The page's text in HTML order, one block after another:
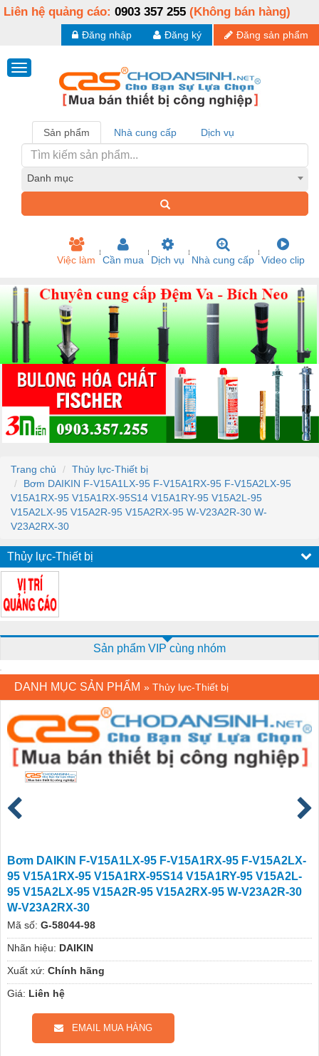
Liên hệ quảng cáo: 0903 357 255 (Không bán hàng)
Đăng sản phẩm
Đăng ký
Đăng nhập
Sản phẩm Nhà cung cấp Dịch vụ
Danh mục
Việc làm Cần mua Dịch vụ Nhà cung cấp Video clip
Trang chủ
Thủy lực-Thiết bị
Bơm DAIKIN F-V15A1LX-95 F-V15A1RX-95 F-V15A2LX-95
V15A1RX-95 V15A1RX-95S14 V15A1RY-95 V15A2L-95
V15A2LX-95 V15A2R-95 V15A2RX-95 W-V23A2R-30 W-
V23A2RX-30
Thủy lực-Thiết bị
Sản phẩm VIP cùng nhóm
DANH MỤC SẢN PHẨM » Thủy lực-Thiết bị
Bơm DAIKIN F-V15A1LX-95 F-V15A1RX-95 F-V15A2LX-
95 V15A1RX-95 V15A1RX-95S14 V15A1RY-95 V15A2L-
95 V15A2LX-95 V15A2R-95 V15A2RX-95 W-V23A2R-30
W-V23A2RX-30
Mã số: G-58044-98
Nhãn hiệu: DAIKIN
Xuất xứ: Chính hãng
Giá: Liên hệ
EMAIL MUA HÀNG